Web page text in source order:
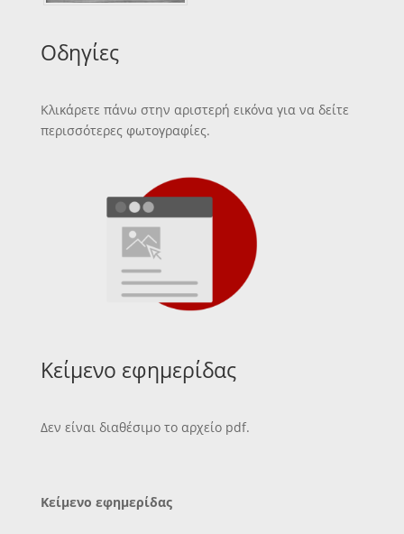
Οδηγίες
Κλικάρετε πάνω στην αριστερή εικόνα για να δείτε
περισσότερες φωτογραφίες.
Κείμενο εφημερίδας
Δεν είναι διαθέσιμο το αρχείο pdf.
Κείμενο εφημερίδας